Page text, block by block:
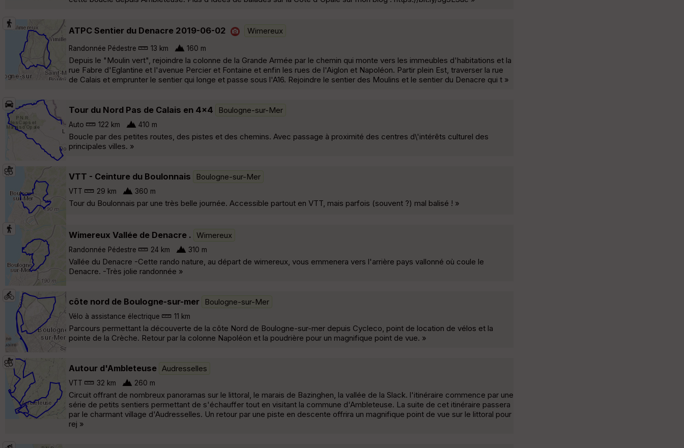
ATPC Sentier du Denacre 2019-06-02 Wimereux
Randonnée Pédestre 13 km 160 m
Depuis le "Moulin vert", rejoindre la colonne de la Grande Armée par le chemin qui monte vers les immeubles d'habitations et la
rue Fabre d'Eglantine et l'avenue Percier et Fontaine et enfin les rues de l'Aiglon et Napoléon. Partir plein Est, traverser la rue
de Calais et emprunter le sentier qui longe et passe sous l'A16. Rejoindre le sentier des Moulins et le sentier du Denacre qui t »
Tour du Nord Pas de Calais en 4x4 Boulogne-sur-Mer
Auto 122 km 410 m
Boucle par des petites routes, des pistes et des chemins. Avec passage à proximité des centres d\'intérêts culturel des
principales villes. »
VTT - Ceinture du Boulonnais Boulogne-sur-Mer
VTT 29 km 360 m
Tour du Boulonnais par une très belle journée. Accessible partout en VTT, mais parfois (souvent ?) mal balisé ! »
Wimereux Vallée de Denacre . Wimereux
Randonnée Pédestre 24 km 310 m
Vallée du Denacre -Cette rando nature, au départ de wimereux, vous emmenera vers l'arrière pays vallonné où coule le
Denacre. -Très jolie randonnée »
côte nord de Boulogne-sur-mer Boulogne-sur-Mer
Vélo à assistance électrique 11 km
Parcours permettant la découverte de la côte Nord de Boulogne-sur-mer depuis Cycleco, point de location de vélos et la
pointe de la Crèche. Retour par la colonne Napoléon et la poudrière pour un magnifique point de vue. »
Autour d'Ambleteuse Audresselles
VTT 32 km 260 m
Circuit offrant de nombreux panoramas sur le littoral, le marais de Bazinghen, la vallée de la Slack. l'itinéraire commence par une
série de petits sentiers permettant de s'échauffer tout en visitant la commune d'Ambleteuse. La suite de cet itinéraire passera
par le charmant village d'Audresselles. Un retour par une piste en descente offrira un magnifique point de vue sur le littoral pour
rej »